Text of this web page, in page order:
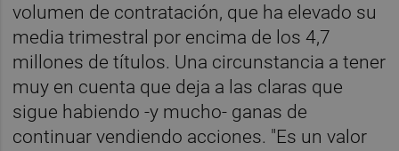
volumen de contratación, que ha elevado su
media trimestral por encima de los 4,7
millones de títulos. Una circunstancia a tener
muy en cuenta que deja a las claras que
sigue habiendo -y mucho- ganas de
continuar vendiendo acciones. "Es un valor